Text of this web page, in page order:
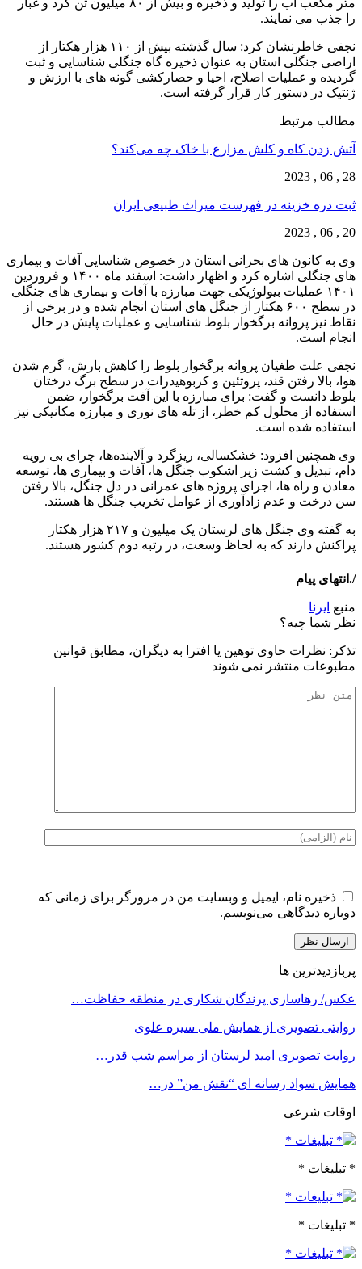
را جذب می نمایند.
نجفی خاطرنشان کرد: سال گذشته بیش از ۱۱۰ هزار هکتار از
اراضی جنگلی استان به عنوان ذخیره گاه جنگلی شناسایی و ثبت
گردیده و عملیات اصلاح، احیا و حصارکشی گونه های با ارزش و
ژنتیک در دستور کار قرار گرفته است.
مطالب مرتبط
آتش زدن کاه و کلش مزارع با خاک چه می‌کند؟
28 , 06 , 2023
ثبت دره خزینه در فهرست میراث طبیعی ایران
20 , 06 , 2023
وی به کانون های بحرانی استان در خصوص شناسایی آفات و بیماری
های جنگلی اشاره کرد و اظهار داشت: اسفند ماه ۱۴۰۰ و فروردین
۱۴۰۱ عملیات بیولوژیکی جهت مبارزه با آفات و بیماری های جنگلی
در سطح ۶۰۰ هکتار از جنگل های استان انجام شده و در برخی از
نقاط نیز پروانه برگخوار بلوط شناسایی و عملیات پایش در حال
انجام است.
نجفی علت طغیان پروانه برگخوار بلوط را کاهش بارش، گرم شدن
هوا، بالا رفتن قند، پروتئین و کربوهیدرات در سطح برگ درختان
بلوط دانست و گفت: برای مبارزه با این آفت برگخوار، ضمن
استفاده از محلول کم خطر، از تله های نوری و مبارزه مکانیکی نیز
استفاده شده است.
وی همچنین افزود: خشکسالی، ریزگرد و آلاینده‌ها، چرای بی رویه
دام، تبدیل و کشت زیر اشکوب جنگل ها، آفات و بیماری ها، توسعه
معادن و راه ها، اجرای پروژه های عمرانی در دل جنگل، بالا رفتن
سن درخت و عدم زادآوری از عوامل تخریب جنگل ها هستند.
به گفته وی جنگل های لرستان یک میلیون و ۲۱۷ هزار هکتار
پراکنش دارند که به لحاظ وسعت، در رتبه دوم کشور هستند.
/.انتهای پیام
منبع ایرنا
نظر شما چیه؟
تذكر: نظرات حاوی توهين يا افترا به ديگران، مطابق قوانين
مطبوعات منتشر نمی شوند
ذخیره نام، ایمیل و وبسایت من در مرورگر برای زمانی که
دوباره دیدگاهی می‌نویسم.
پربازدیدترین ها
عکس/ رهاسازی پرندگان شکاری در منطقه حفاظت…
روایتی تصویری از همایش ملی سیره علوی
روایت تصویری امید لرستان از مراسم شب قدر…
همایش سواد رسانه ای “نقش من” در…
اوقات شرعی
* تبلیغات *
* تبلیغات *